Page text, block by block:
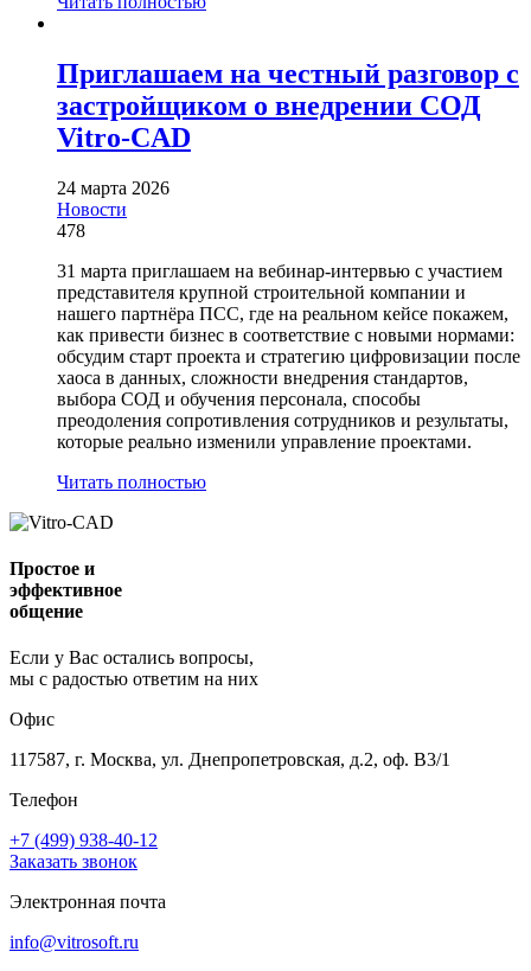
Приглашаем на честный разговор с
застройщиком о внедрении СОД
Vitro-CAD
24 марта 2026
Новости
478
31 марта приглашаем на вебинар-интервью с участием
представителя крупной строительной компании и
нашего партнёра ПСС, где на реальном кейсе покажем,
как привести бизнес в соответствие с новыми нормами:
обсудим старт проекта и стратегию цифровизации после
хаоса в данных, сложности внедрения стандартов,
выбора СОД и обучения персонала, способы
преодоления сопротивления сотрудников и результаты,
которые реально изменили управление проектами.
Читать полностью
Простое и
эффективное
общение
Если у Вас остались вопросы,
мы с радостью ответим на них
Офис
117587, г. Москва, ул. Днепропетровская, д.2, оф. В3/1
Телефон
+7 (499) 938-40-12
Заказать звонок
Электронная почта
info@vitrosoft.ru